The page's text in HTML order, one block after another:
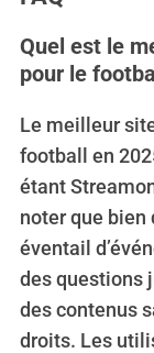
Quel est le
pour le
Le meilleur
football en
étant
noter que bien
éventail
des questions
des contenus
droits. Les